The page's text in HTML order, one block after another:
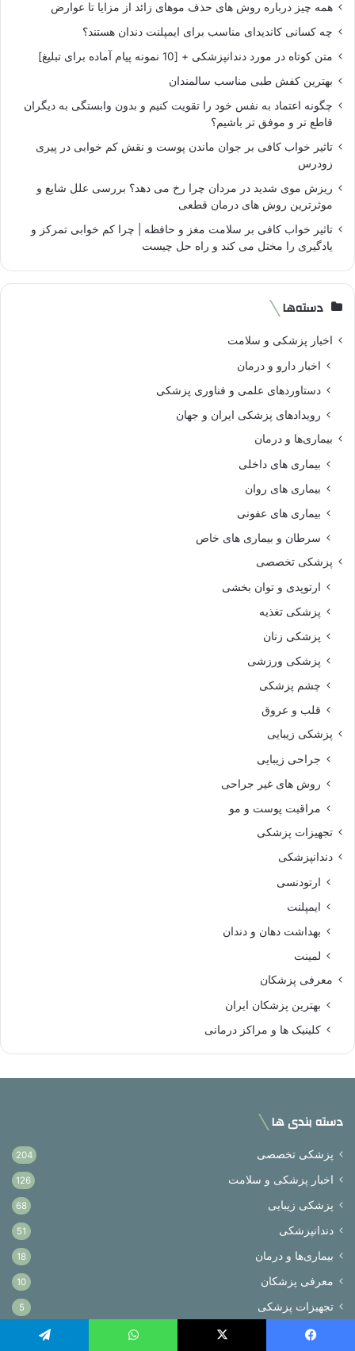
همه چیز درباره روش های حذف موهای زائد از مزایا تا عوارض
چه کسانی کاندیدای مناسب برای ایمپلنت دندان هستند؟
متن کوتاه در مورد دندانپزشکی + [10 نمونه پیام آماده برای تبلیغ]
بهترین کفش طبی مناسب سالمندان
چگونه اعتماد به نفس خود را تقویت کنیم و بدون وابستگی به دیگران
قاطع تر و موفق تر باشیم؟
تاثیر خواب کافی بر جوان ماندن پوست و نقش کم خوابی در پیری
زودرس
ریزش موی شدید در مردان چرا رخ می دهد؟ بررسی علل شایع و
موثرترین روش های درمان قطعی
تاثیر خواب کافی بر سلامت مغز و حافظه | چرا کم خوابی تمرکز و
یادگیری را مختل می کند و راه حل چیست
دسته‌ها
اخبار پزشکی و سلامت
اخبار دارو و درمان
دستاوردهای علمی و فناوری پزشکی
رویدادهای پزشکی ایران و جهان
بیماری‌ها و درمان
بیماری های داخلی
بیماری های روان‌
بیماری های عفونی
سرطان و بیماری های خاص
پزشکی تخصصی
ارتوپدی و توان بخشی
پزشکی تغذیه
پزشکی زنان
پزشکی ورزشی
چشم پزشکی
قلب و عروق
پزشکی زیبایی
جراحی زیبایی
روش های غیر جراحی
مراقبت پوست و مو
تجهیزات پزشکی
دندانپزشکی
ارتودنسی
ایمپلنت
بهداشت دهان و دندان
لمینت
معرفی پزشکان
بهترین پزشکان ایران
کلینیک ها و مراکز درمانی
دسته بندی ها
پزشکی تخصصی 204
اخبار پزشکی و سلامت 126
پزشکی زیبایی 68
دندانپزشکی 51
بیماری‌ها و درمان 18
معرفی پزشکان 10
تجهیزات پزشکی 5